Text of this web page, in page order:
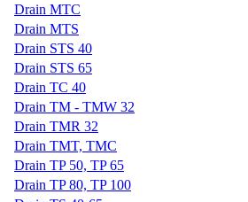
Drain MTC
Drain MTS
Drain STS 40
Drain STS 65
Drain TC 40
Drain TM - TMW 32
Drain TMR 32
Drain TMT, TMC
Drain TP 50, TP 65
Drain TP 80, TP 100